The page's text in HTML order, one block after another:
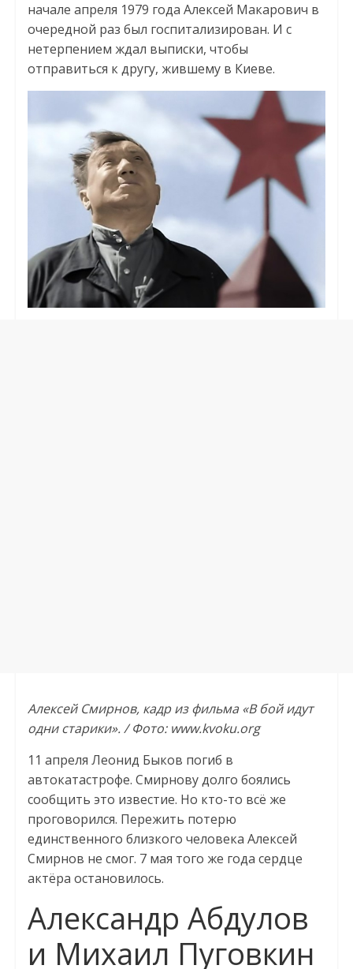
начале апреля 1979 года Алексей Макарович в
очередной раз был госпитализирован. И с
нетерпением ждал выписки, чтобы
отправиться к другу, жившему в Киеве.
Алексей Смирнов, кадр из фильма «В бой идут
одни старики». / Фото: www.kvoku.org
11 апреля Леонид Быков погиб в
автокатастрофе. Смирнову долго боялись
сообщить это известие. Но кто-то всё же
проговорился. Пережить потерю
единственного близкого человека Алексей
Смирнов не смог. 7 мая того же года сердце
актёра остановилось.
Александр Абдулов
и Михаил Пуговкин